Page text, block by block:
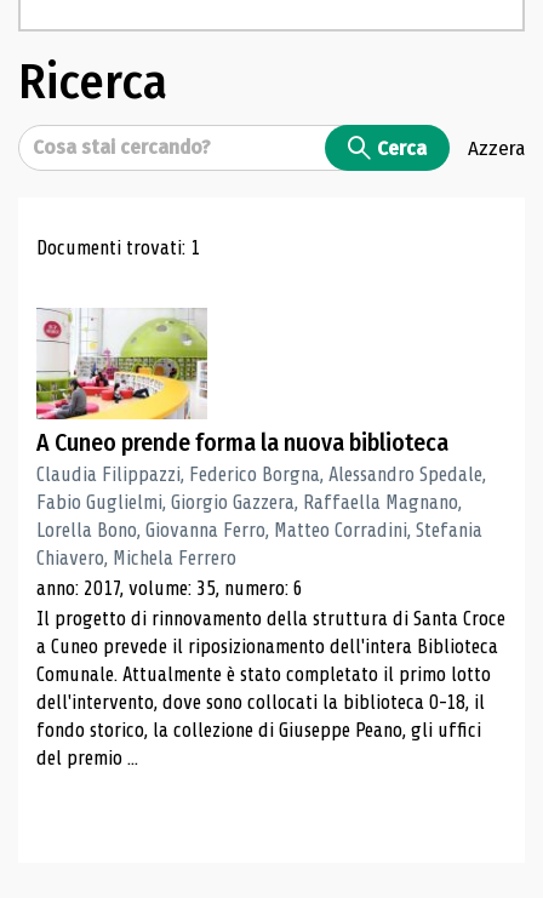
Ricerca
Cerca Cerca Azzera
Risultati di ricerca
Documenti trovati: 1
A Cuneo prende forma la nuova biblioteca
Claudia Filippazzi, Federico Borgna, Alessandro Spedale,
Fabio Guglielmi, Giorgio Gazzera, Raffaella Magnano,
Lorella Bono, Giovanna Ferro, Matteo Corradini, Stefania
Chiavero, Michela Ferrero
anno: 2017, volume: 35, numero: 6
Il progetto di rinnovamento della struttura di Santa Croce
a Cuneo prevede il riposizionamento dell'intera Biblioteca
Comunale. Attualmente è stato completato il primo lotto
dell'intervento, dove sono collocati la biblioteca 0-18, il
fondo storico, la collezione di Giuseppe Peano, gli uffici
del premio ...